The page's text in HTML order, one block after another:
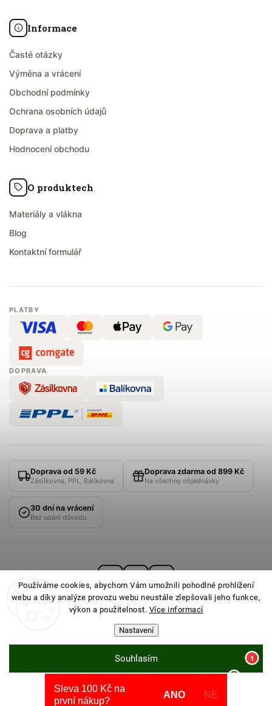
Používáme cookies, abychom Vám umožnili pohodlné prohlížení
webu a díky analýze provozu webu neustále zlepšovali jeho funkce,
výkon a použitelnost. Více informací
Nastavení
Odmítnout
Souhlasím
Informace
Časté otázky
Výměna a vrácení
Obchodní podmínky
Ochrana osobních údajů
Doprava a platby
Hodnocení obchodu
O produktech
Materiály a vlákna
Blog
Kontaktní formulář
PLATBY
DOPRAVA
Doprava od 59 Kč
Zásilkovna, PPL, Balíkovna
Doprava zdarma od 899 Kč
Na všechny objednávky
30 dní na vrácení
Bez udání důvodu
PONOŽKOVNA· Všechna práva vyhrazena ·
Nastavení cookies
Vytvořil Shoptet
Sleva 100 Kč na
první nákup?
ANO NE